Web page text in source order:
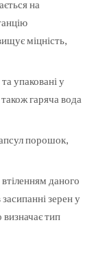
на
міцність,
упаковані у
також гаряча вода
порошок,
даного
зерен у
визначає тип